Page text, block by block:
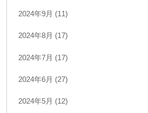
2024年9月 (11)
2024年8月 (17)
2024年7月 (17)
2024年6月 (27)
2024年5月 (12)